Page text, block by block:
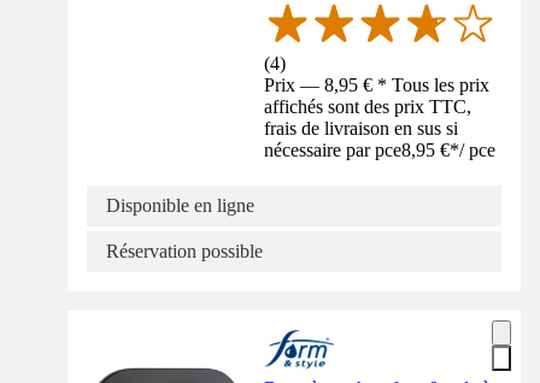
(4)
Prix — 8,95 € * Tous les prix
affichés sont des prix TTC,
frais de livraison en sus si
nécessaire par pce8,95 €*/ pce
Disponible en ligne
Réservation possible